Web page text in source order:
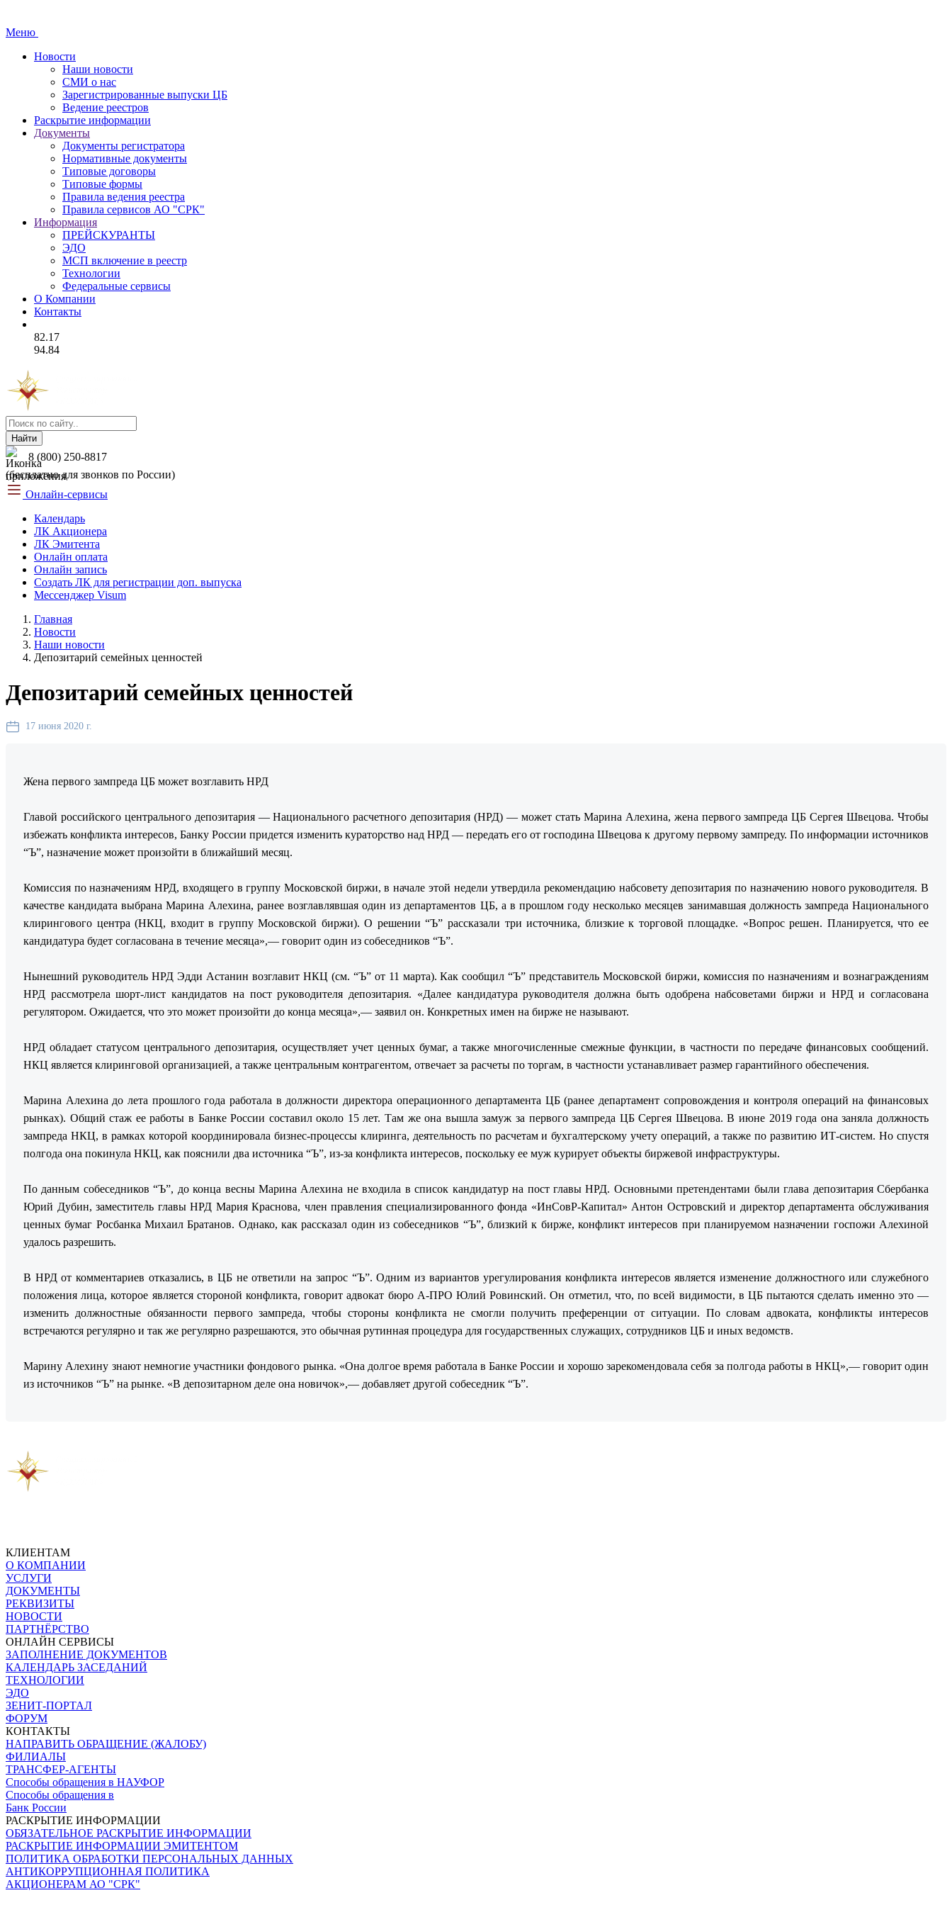
Меню
Новости
Наши новости
СМИ о нас
Зарегистрированные выпуски ЦБ
Ведение реестров
Раскрытие информации
Документы
Документы регистратора
Нормативные документы
Типовые договоры
Типовые формы
Правила ведения реестра
Правила сервисов АО "СРК"
Информация
ПРЕЙСКУРАНТЫ
ЭДО
МСП включение в реестр
Технологии
Федеральные сервисы
О Компании
Контакты
82.17
94.84
Найти
8 (800) 250-8817
(бесплатно для звонков по России)
Онлайн-сервисы
Календарь
ЛК Акционера
ЛК Эмитента
Онлайн оплата
Онлайн запись
Создать ЛК для регистрации доп. выпуска
Мессенджер Visum
Главная
Новости
Наши новости
Депозитарий семейных ценностей
Депозитарий семейных ценностей
17 июня 2020 г.
Жена первого зампреда ЦБ может возглавить НРД
Главой российского центрального депозитария — Национального расчетного депозитария (НРД) — может стать Марина Алехина, жена первого зампреда ЦБ Сергея Швецова. Чтобы
избежать конфликта интересов, Банку России придется изменить кураторство над НРД — передать его от господина Швецова к другому первому зампреду. По информации источников
“Ъ”, назначение может произойти в ближайший месяц.
Комиссия по назначениям НРД, входящего в группу Московской биржи, в начале этой недели утвердила рекомендацию набсовету депозитария по назначению нового руководителя. В
качестве кандидата выбрана Марина Алехина, ранее возглавлявшая один из департаментов ЦБ, а в прошлом году несколько месяцев занимавшая должность зампреда Национального
клирингового центра (НКЦ, входит в группу Московской биржи). О решении “Ъ” рассказали три источника, близкие к торговой площадке. «Вопрос решен. Планируется, что ее
кандидатура будет согласована в течение месяца»,— говорит один из собеседников “Ъ”.
Нынешний руководитель НРД Эдди Астанин возглавит НКЦ (см. “Ъ” от 11 марта). Как сообщил “Ъ” представитель Московской биржи, комиссия по назначениям и вознаграждениям
НРД рассмотрела шорт-лист кандидатов на пост руководителя депозитария. «Далее кандидатура руководителя должна быть одобрена набсоветами биржи и НРД и согласована
регулятором. Ожидается, что это может произойти до конца месяца»,— заявил он. Конкретных имен на бирже не называют.
НРД обладает статусом центрального депозитария, осуществляет учет ценных бумаг, а также многочисленные смежные функции, в частности по передаче финансовых сообщений.
НКЦ является клиринговой организацией, а также центральным контрагентом, отвечает за расчеты по торгам, в частности устанавливает размер гарантийного обеспечения.
Марина Алехина до лета прошлого года работала в должности директора операционного департамента ЦБ (ранее департамент сопровождения и контроля операций на финансовых
рынках). Общий стаж ее работы в Банке России составил около 15 лет. Там же она вышла замуж за первого зампреда ЦБ Сергея Швецова. В июне 2019 года она заняла должность
зампреда НКЦ, в рамках которой координировала бизнес-процессы клиринга, деятельность по расчетам и бухгалтерскому учету операций, а также по развитию ИТ-систем. Но спустя
полгода она покинула НКЦ, как пояснили два источника “Ъ”, из-за конфликта интересов, поскольку ее муж курирует объекты биржевой инфраструктуры.
По данным собеседников “Ъ”, до конца весны Марина Алехина не входила в список кандидатур на пост главы НРД. Основными претендентами были глава депозитария Сбербанка
Юрий Дубин, заместитель главы НРД Мария Краснова, член правления специализированного фонда «ИнСовР-Капитал» Антон Островский и директор департамента обслуживания
ценных бумаг Росбанка Михаил Братанов. Однако, как рассказал один из собеседников “Ъ”, близкий к бирже, конфликт интересов при планируемом назначении госпожи Алехиной
удалось разрешить.
В НРД от комментариев отказались, в ЦБ не ответили на запрос “Ъ”. Одним из вариантов урегулирования конфликта интересов является изменение должностного или служебного
положения лица, которое является стороной конфликта, говорит адвокат бюро А-ПРО Юлий Ровинский. Он отметил, что, по всей видимости, в ЦБ пытаются сделать именно это —
изменить должностные обязанности первого зампреда, чтобы стороны конфликта не смогли получить преференции от ситуации. По словам адвоката, конфликты интересов
встречаются регулярно и так же регулярно разрешаются, это обычная рутинная процедура для государственных служащих, сотрудников ЦБ и иных ведомств.
Марину Алехину знают немногие участники фондового рынка. «Она долгое время работала в Банке России и хорошо зарекомендовала себя за полгода работы в НКЦ»,— говорит один
из источников “Ъ” на рынке. «В депозитарном деле она новичок»,— добавляет другой собеседник “Ъ”.
КЛИЕНТАМ
О КОМПАНИИ
УСЛУГИ
ДОКУМЕНТЫ
РЕКВИЗИТЫ
НОВОСТИ
ПАРТНЁРСТВО
ОНЛАЙН СЕРВИСЫ
ЗАПОЛНЕНИЕ ДОКУМЕНТОВ
КАЛЕНДАРЬ ЗАСЕДАНИЙ
ТЕХНОЛОГИИ
ЭДО
ЗЕНИТ-ПОРТАЛ
ФОРУМ
КОНТАКТЫ
НАПРАВИТЬ ОБРАЩЕНИЕ (ЖАЛОБУ)
ФИЛИАЛЫ
ТРАНСФЕР-АГЕНТЫ
Способы обращения в НАУФОР
Способы обращения в
Банк России
РАСКРЫТИЕ ИНФОРМАЦИИ
ОБЯЗАТЕЛЬНОЕ РАСКРЫТИЕ ИНФОРМАЦИИ
РАСКРЫТИЕ ИНФОРМАЦИИ ЭМИТЕНТОМ
ПОЛИТИКА ОБРАБОТКИ ПЕРСОНАЛЬНЫХ ДАННЫХ
АНТИКОРРУПЦИОННАЯ ПОЛИТИКА
АКЦИОНЕРАМ АО "СРК"